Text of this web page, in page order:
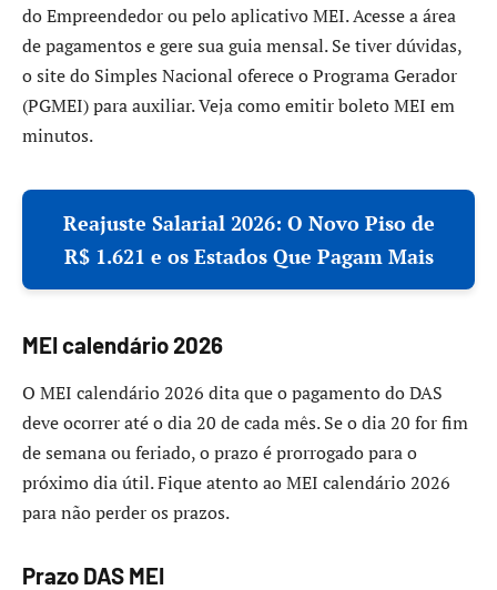
do Empreendedor ou pelo aplicativo MEI. Acesse a área
de pagamentos e gere sua guia mensal. Se tiver dúvidas,
o site do Simples Nacional oferece o Programa Gerador
(PGMEI) para auxiliar. Veja como emitir boleto MEI em
minutos.
Reajuste Salarial 2026: O Novo Piso de
R$ 1.621 e os Estados Que Pagam Mais
MEI calendário 2026
O MEI calendário 2026 dita que o pagamento do DAS
deve ocorrer até o dia 20 de cada mês. Se o dia 20 for fim
de semana ou feriado, o prazo é prorrogado para o
próximo dia útil. Fique atento ao MEI calendário 2026
para não perder os prazos.
Prazo DAS MEI